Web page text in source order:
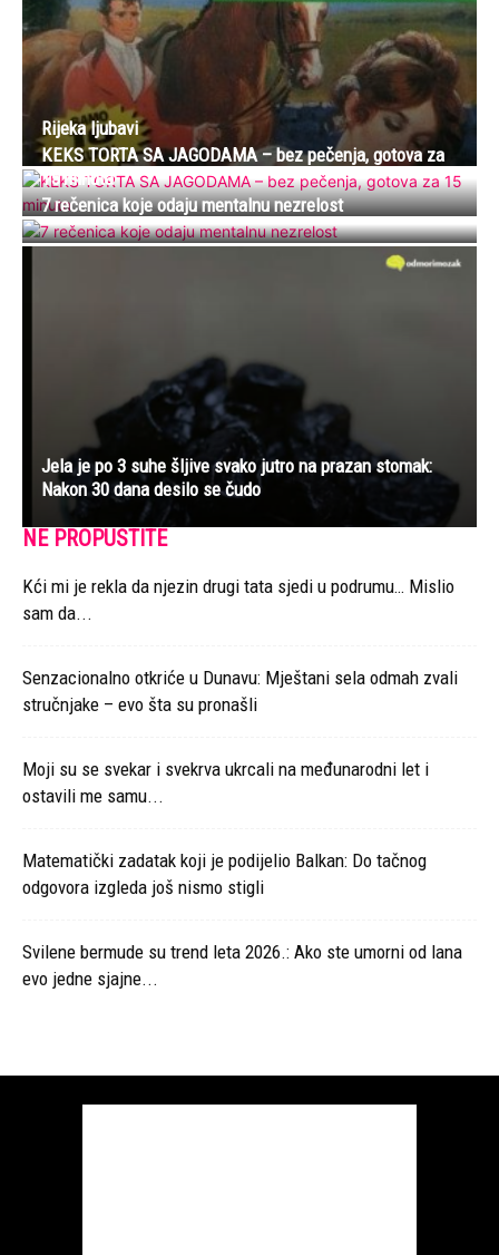
Rijeka ljubavi
KEKS TORTA SA JAGODAMA – bez pečenja, gotova za
15 minuta
7 rečenica koje odaju mentalnu nezrelost
Jela je po 3 suhe šljive svako jutro na prazan stomak:
Nakon 30 dana desilo se čudo
NE PROPUSTITE
Kći mi je rekla da njezin drugi tata sjedi u podrumu… Mislio
sam da...
Senzacionalno otkriće u Dunavu: Mještani sela odmah zvali
stručnjake – evo šta su pronašli
Moji su se svekar i svekrva ukrcali na međunarodni let i
ostavili me samu...
Matematički zadatak koji je podijelio Balkan: Do tačnog
odgovora izgleda još nismo stigli
Svilene bermude su trend leta 2026.: Ako ste umorni od lana
evo jedne sjajne...